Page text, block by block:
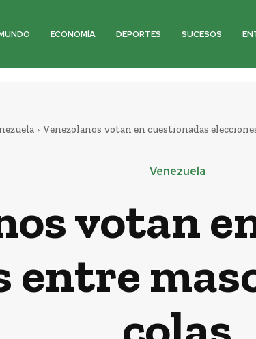
ECONOMÍA DEPORTES SUCESOS
Venezolanos votan en cuestionadas
Venezuela
votan
entre